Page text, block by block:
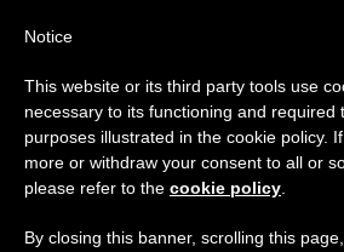
TAG
Notice
This website or its third party tools use
necessary to its functioning and required
purposes illustrated in the cookie policy.
more or withdraw your consent to all or
please refer to the cookie policy
By closing this banner, scrolling this